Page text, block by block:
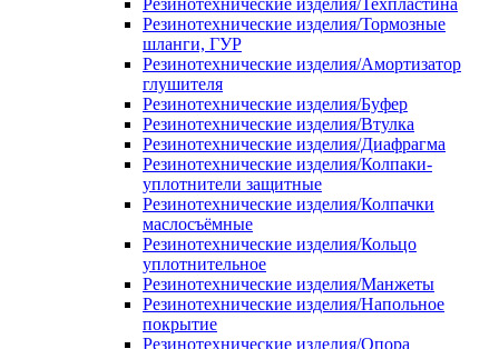
Резинотехнические изделия/Техпластина
Резинотехнические изделия/Тормозные
шланги, ГУР
Резинотехнические изделия/Амортизатор
глушителя
Резинотехнические изделия/Буфер
Резинотехнические изделия/Втулка
Резинотехнические изделия/Диафрагма
Резинотехнические изделия/Колпаки-
уплотнители защитные
Резинотехнические изделия/Колпачки
маслосъёмные
Резинотехнические изделия/Кольцо
уплотнительное
Резинотехнические изделия/Манжеты
Резинотехнические изделия/Напольное
покрытие
Резинотехнические изделия/Опора